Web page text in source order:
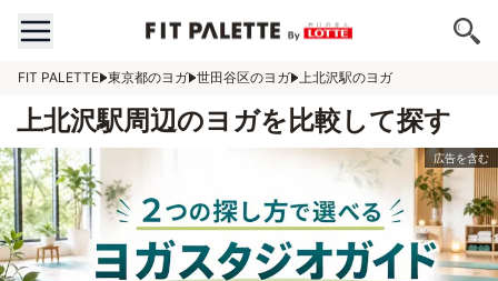
FIT PALETTE 東京都のヨガ 世田谷区のヨガ 上北沢駅のヨガ
上北沢駅周辺のヨガを比較して探す